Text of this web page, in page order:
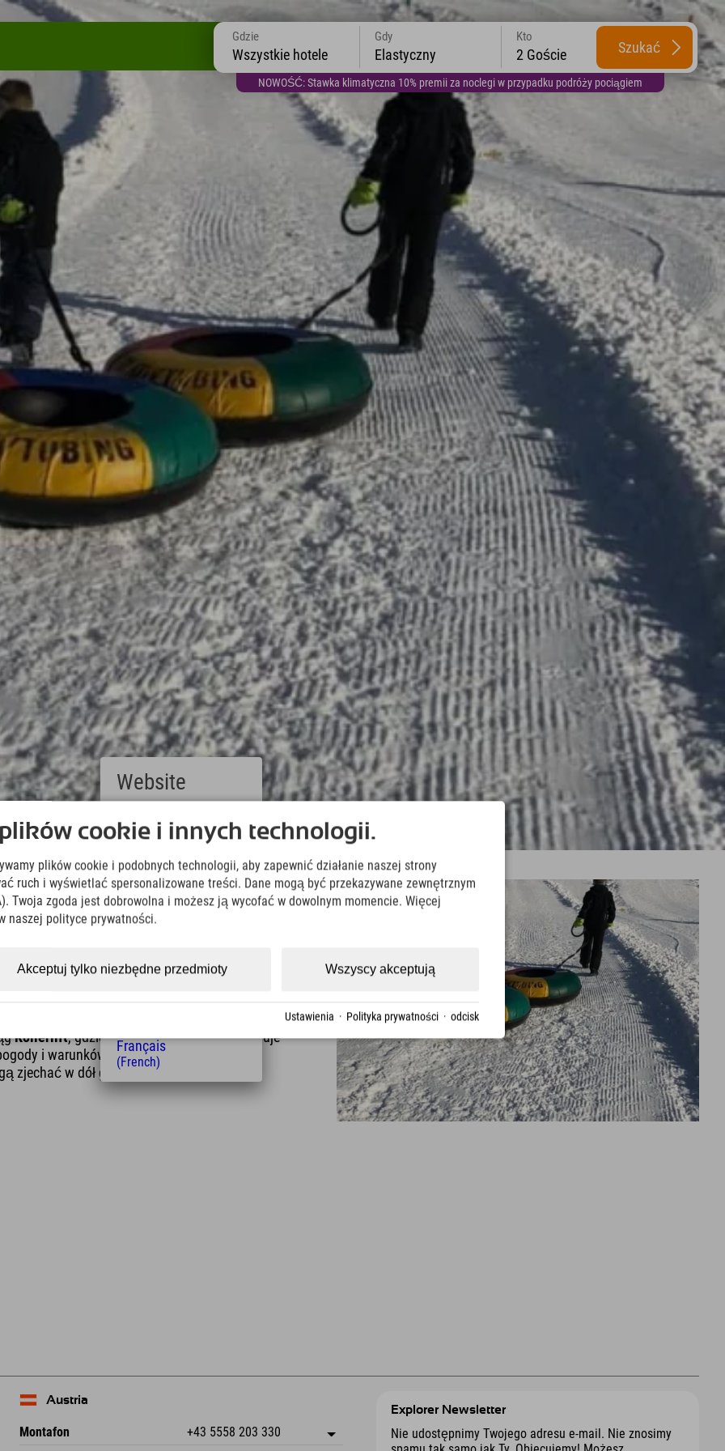
NOWOŚĆ: Stawka klimatyczna 10% premii za noclegi w przypadku podróży pociągiem
Gdzie
Wszystkie hotele
Gdy
Elastyczny
Kto
2 Goście Szukać
śniegu w
w Berchtesgaden
swoich sił w snowtubingu: na terenie
Kollerlift, gdzie rodzina Ilsanker przygotowuje
i warunków śniegowych. Można też
zjechać w dół góry na rurach w Jennerkids
Austria
Montafon +43 5558 203 330
Explorer Newsletter
Nie udostępnimy Twojego adresu e-mail. Nie znosimy
cookie i innych technologii.
plików cookie i podobnych technologii, aby zapewnić działanie naszej strony
ruch i wyświetlać spersonalizowane treści. Dane mogą być przekazywane zewnętrznym
Twoja zgoda jest dobrowolna i możesz ją wycofać w dowolnym momencie. Więcej
naszej polityce prywatności.
Wszyscy akceptują
Akceptuj tylko niezbędne przedmioty
Ustawienia · Polityka prywatności · odcisk
Website
Deutsch
(German)
(English)
Italiano
(Italian)
Čeština
(Polish)
Magyar
Français
(French)